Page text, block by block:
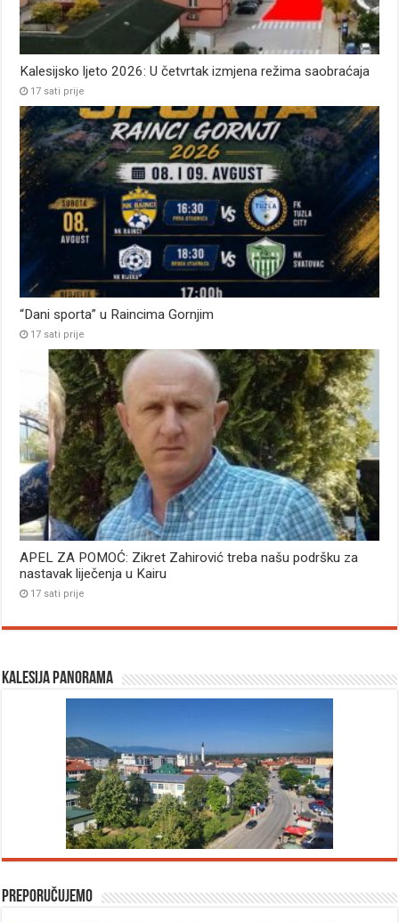
Kalesijsko ljeto 2026: U četvrtak izmjena režima saobraćaja
17 sati prije
“Dani sporta” u Raincima Gornjim
17 sati prije
APEL ZA POMOĆ: Zikret Zahirović treba našu podršku za
nastavak liječenja u Kairu
17 sati prije
Kalesija panorama
Preporučujemo